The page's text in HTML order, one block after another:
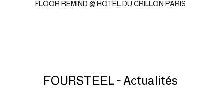
FLOOR REMIND @ HÔTEL DU CRILLON PARIS
FOURSTEEL - Actualités